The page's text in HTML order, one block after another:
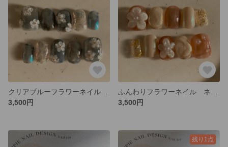
3,500円
3,500円
残り1点